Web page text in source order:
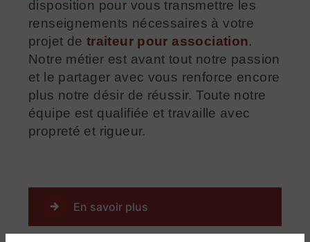
disposition pour vous transmettre les
renseignements nécessaires à votre
projet de traiteur pour association.
Notre métier est avant tout notre passion
et le partager avec vous renforce encore
plus notre désir de réussir. Toute notre
équipe est qualifiée et travaille avec
propreté et rigueur.
En savoir plus